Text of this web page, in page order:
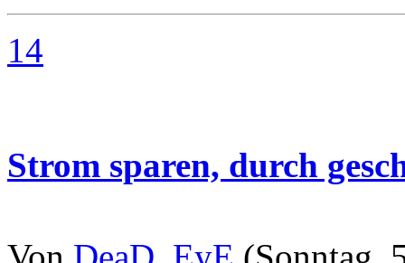
14
Strom sparen, durch